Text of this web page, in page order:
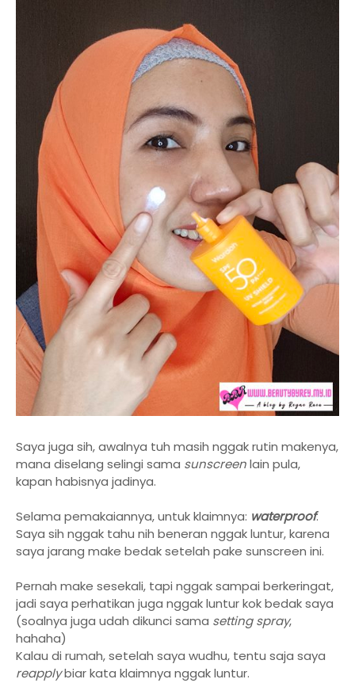
Saya juga sih, awalnya tuh masih nggak rutin makenya,
mana diselang selingi sama sunscreenlain pula,
kapan habisnya jadinya.
Selama pemakaiannya, untuk klaimnya: waterproof.
Saya sih nggak tahu nih beneran nggak luntur, karena
saya jarang make bedak setelah pake sunscreen ini.
Pernah make sesekali, tapi nggak sampai berkeringat,
jadi saya perhatikan juga nggak luntur kok bedak saya
(soalnya juga udah dikunci sama setting spray,
hahaha)
Kalau di rumah, setelah saya wudhu, tentu saja saya
reapplybiar kata klaimnya nggak luntur.